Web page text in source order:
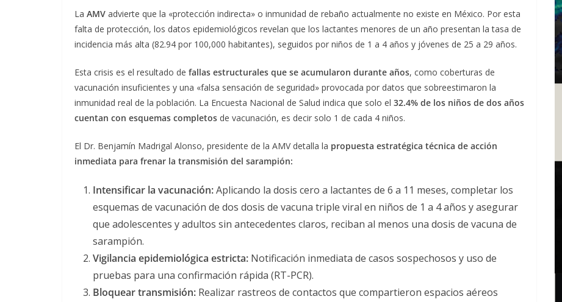
La AMV advierte que la «protección indirecta» o inmunidad de rebaño actualmente no existe en México. Por esta
falta de protección, los datos epidemiológicos revelan que los lactantes menores de un año presentan la tasa de
incidencia más alta (82.94 por 100,000 habitantes), seguidos por niños de 1 a 4 años y jóvenes de 25 a 29 años.
Esta crisis es el resultado de fallas estructurales que se acumularon durante años, como coberturas de
vacunación insuficientes y una «falsa sensación de seguridad» provocada por datos que sobreestimaron la
inmunidad real de la población. La Encuesta Nacional de Salud indica que solo el 32.4% de los niños de dos años
cuentan con esquemas completos de vacunación, es decir solo 1 de cada 4 niños.
El Dr. Benjamín Madrigal Alonso, presidente de la AMV detalla la propuesta estratégica técnica de acción
inmediata para frenar la transmisión del sarampión:
Intensificar la vacunación:Aplicando la dosis cero a lactantes de 6 a 11 meses, completar los
esquemas de vacunación de dos dosis de vacuna triple viral en niños de 1 a 4 años y asegurar
que adolescentes y adultos sin antecedentes claros, reciban al menos una dosis de vacuna de
sarampión.
Vigilancia epidemiológica estricta: Notificación inmediata de casos sospechosos y uso de
pruebas para una confirmación rápida (RT-PCR).
Bloquear transmisión: Realizar rastreos de contactos que compartieron espacios aéreos